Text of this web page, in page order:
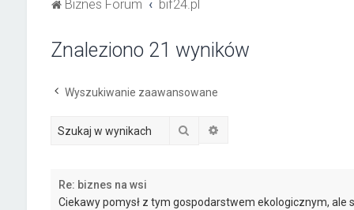
Biznes Forum bif24.pl
Znaleziono 21 wyników
Wyszukiwanie zaawansowane
Szukaj
Re: biznes na wsi
Ciekawy pomysł z tym gospodarstwem ekologicznym, ale